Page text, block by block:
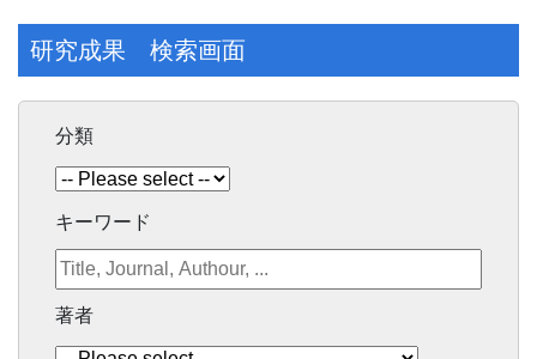
研究成果 検索画面
分類
キーワード
著者